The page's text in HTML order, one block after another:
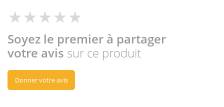
Soyez le premier à partager
votre avis sur ce produit
Donner votre avis